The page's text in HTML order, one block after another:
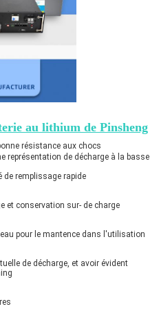
au lithium de Pinsheng
résistance aux chocs
représentation de décharge à la basse
de remplissage rapide
et conservation sur- de charge
pour le mantence dans l'utilisation
de décharge, et avoir évident